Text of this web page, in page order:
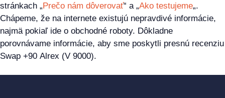
stránkach „Prečo nám dôverovať“ a „Ako testujeme„.
Chápeme, že na internete existujú nepravdivé informácie,
najmä pokiaľ ide o obchodné roboty. Dôkladne
porovnávame informácie, aby sme poskytli presnú recenziu
Swap +90 Alrex (V 9000).